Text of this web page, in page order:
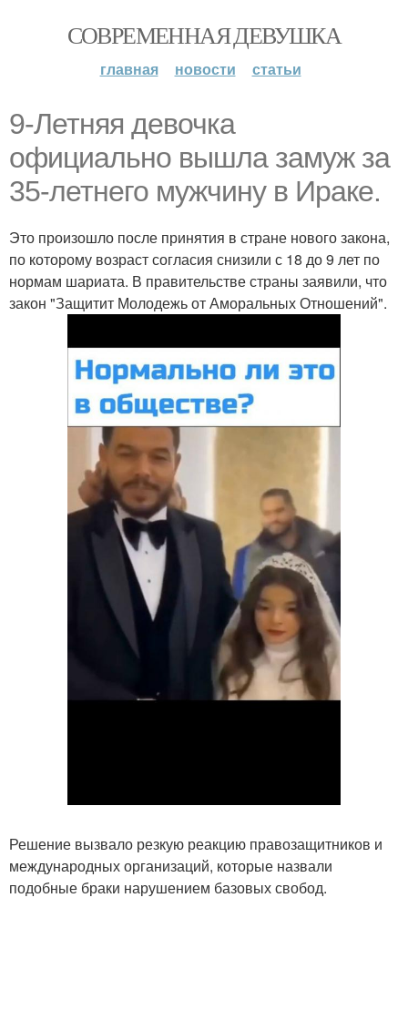
СОВРЕМЕННАЯ ДЕВУШКА
главная новости статьи
9-Летняя девочка
официально вышла замуж за
35-летнего мужчину в Ираке.
Это произошло после принятия в стране нового закона,
по которому возраст согласия снизили с 18 до 9 лет по
нормам шариата. В правительстве страны заявили, что
закон "Защитит Молодежь от Аморальных Отношений".
Решение вызвало резкую реакцию правозащитников и
международных организаций, которые назвали
подобные браки нарушением базовых свобод.